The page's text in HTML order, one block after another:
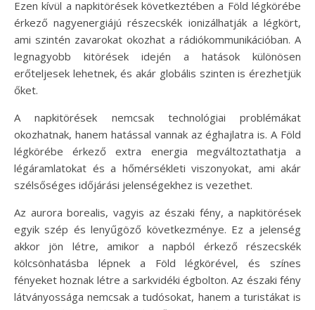
Ezen kívül a napkitörések következtében a Föld légkörébe
érkező nagyenergiájú részecskék ionizálhatják a légkört,
ami szintén zavarokat okozhat a rádiókommunikációban. A
legnagyobb kitörések idején a hatások különösen
erőteljesek lehetnek, és akár globális szinten is érezhetjük
őket.
A napkitörések nemcsak technológiai problémákat
okozhatnak, hanem hatással vannak az éghajlatra is. A Föld
légkörébe érkező extra energia megváltoztathatja a
légáramlatokat és a hőmérsékleti viszonyokat, ami akár
szélsőséges időjárási jelenségekhez is vezethet.
Az aurora borealis, vagyis az északi fény, a napkitörések
egyik szép és lenyűgöző következménye. Ez a jelenség
akkor jön létre, amikor a napból érkező részecskék
kölcsönhatásba lépnek a Föld légkörével, és színes
fényeket hoznak létre a sarkvidéki égbolton. Az északi fény
látványossága nemcsak a tudósokat, hanem a turistákat is